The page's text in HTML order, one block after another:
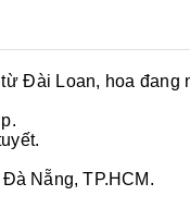
Đài Loan, hoa đang
Nẵng, TP.HCM.